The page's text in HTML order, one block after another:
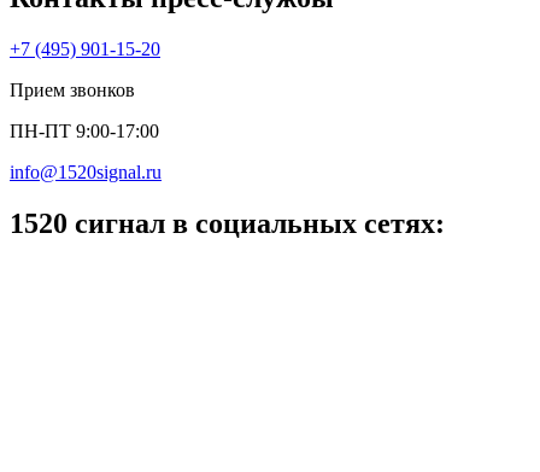
+7 (495) 901-15-20
Прием звонков
ПН-ПТ 9:00-17:00
info@1520signal.ru
1520 сигнал в социальных сетях: